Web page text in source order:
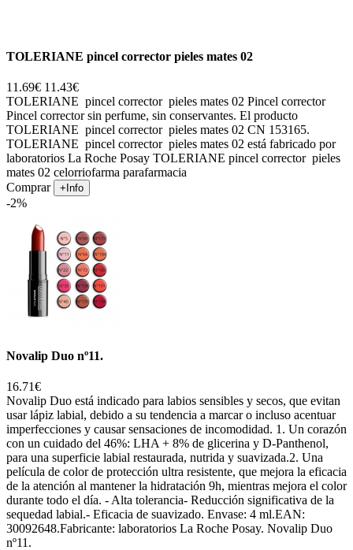
TOLERIANE pincel corrector pieles mates 02
11.69€ 11.43€
TOLERIANE pincel corrector pieles mates 02 Pincel corrector
Pincel corrector sin perfume, sin conservantes. El producto
TOLERIANE pincel corrector pieles mates 02 CN 153165.
TOLERIANE pincel corrector pieles mates 02 está fabricado por
laboratorios La Roche Posay TOLERIANE pincel corrector pieles
mates 02 celorriofarma parafarmacia
Comprar
+Info
-2%
Novalip Duo nº11.
16.71€
Novalip Duo está indicado para labios sensibles y secos, que evitan
usar lápiz labial, debido a su tendencia a marcar o incluso acentuar
imperfecciones y causar sensaciones de incomodidad. 1. Un corazón
con un cuidado del 46%: LHA + 8% de glicerina y D-Panthenol,
para una superficie labial restaurada, nutrida y suavizada.2. Una
película de color de protección ultra resistente, que mejora la eficacia
de la atención al mantener la hidratación 9h, mientras mejora el color
durante todo el día. - Alta tolerancia- Reducción significativa de la
sequedad labial.- Eficacia de suavizado. Envase: 4 ml.EAN:
30092648.Fabricante: laboratorios La Roche Posay. Novalip Duo
nº11.